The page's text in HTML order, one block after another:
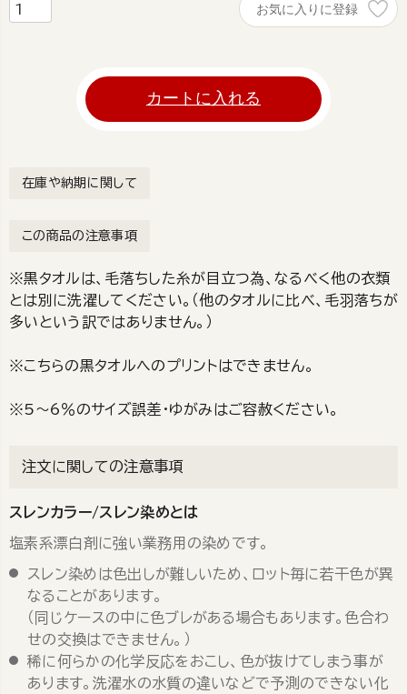
お気に入りに登録
カートに入れる
在庫や納期に関して
この商品の注意事項
※黒タオルは、毛落ちした糸が目立つ為、なるべく他の衣類
とは別に洗濯してください。（他のタオルに比べ、毛羽落ちが
多いという訳ではありません。）
※こちらの黒タオルへのプリントはできません。
※5～6％のサイズ誤差・ゆがみはご容赦ください。
注文に関しての注意事項
スレンカラー/スレン染めとは
塩素系漂白剤に強い業務用の染めです。
スレン染めは色出しが難しいため、ロット毎に若干色が異
なることがあります。
（同じケースの中に色ブレがある場合もあります。色合わ
せの交換はできません。）
稀に何らかの化学反応をおこし、色が抜けてしまう事が
あります。洗濯水の水質の違いなどで予測のできない化